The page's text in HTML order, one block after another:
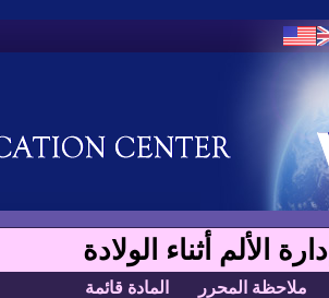
إدارة الألم أثناء الولادة
ملاحظة المحرر المادة قائمة